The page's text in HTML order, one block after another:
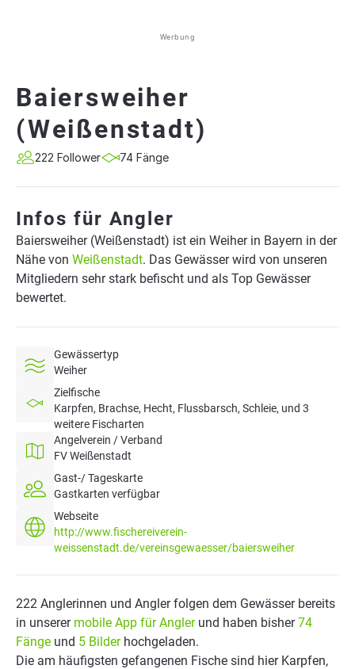
Werbung
Baiersweiher
(Weißenstadt)
222 Follower 74 Fänge
Infos für Angler
Baiersweiher (Weißenstadt) ist ein Weiher in Bayern in der
Nähe von Weißenstadt. Das Gewässer wird von unseren
Mitgliedern sehr stark befischt und als Top Gewässer
bewertet.
Gewässertyp
Weiher
Zielfische
Karpfen, Brachse, Hecht, Flussbarsch, Schleie, und 3
weitere Fischarten
Angelverein / Verband
FV Weißenstadt
Gast-/ Tageskarte
Gastkarten verfügbar
Webseite
http://www.fischereiverein-
weissenstadt.de/vereinsgewaesser/baiersweiher
222 Anglerinnen und Angler folgen dem Gewässer bereits
in unserer mobile App für Anglerund haben bisher74
Fänge und 5 Bilderhochgeladen.
Die am häufigsten gefangenen Fische sind hier Karpfen,